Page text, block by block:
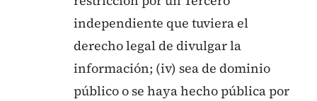
independiente que tuviera el
derecho legal de divulgar la
información; (iv) sea de dominio
público o se haya hecho pública por